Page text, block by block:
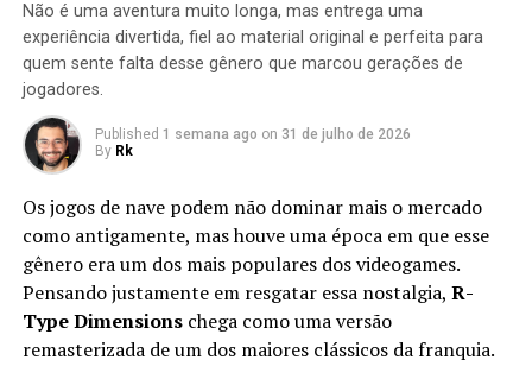
UP NEXT
Relembre o JOGO que era FAMOSO Antes do SONIC |
Altered Beast
DON'T MISS
Este jogo do SOnic HACKEOU meu PC | Sonic Bootleg
Remaster
destruídas dentro de um limite de tempo para que a
missão seja concluída.
Não é uma aventura muito longa, mas entrega uma
experiência divertida, fiel ao material original e perfeita para
quem sente falta desse gênero que marcou gerações de
jogadores.
Published 1 semana ago on 31 de julho de 2026
By Rk
Os jogos de nave podem não dominar mais o mercado
como antigamente, mas houve uma época em que esse
gênero era um dos mais populares dos videogames.
Pensando justamente em resgatar essa nostalgia, R-
Type Dimensionschega como uma versão
remasterizada de um dos maiores clássicos da franquia.